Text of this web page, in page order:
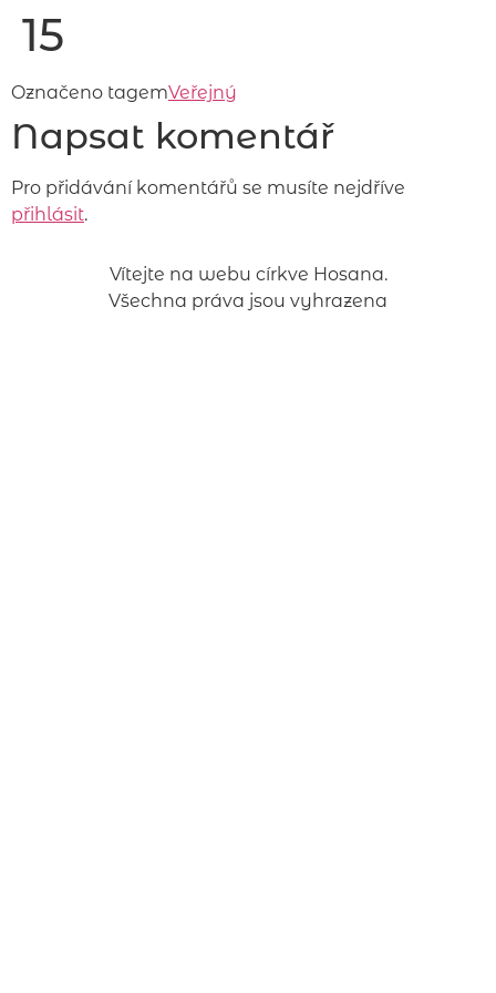
15
Označeno tagemVeřejný
Napsat komentář
Pro přidávání komentářů se musíte nejdříve
přihlásit.
Vítejte na webu církve Hosana.
Všechna práva jsou vyhrazena